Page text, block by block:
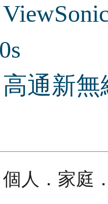
通新
個人．家庭